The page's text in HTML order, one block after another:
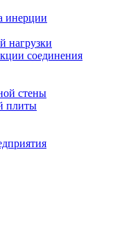
инерции
нагрузки
соединения
стены
плиты